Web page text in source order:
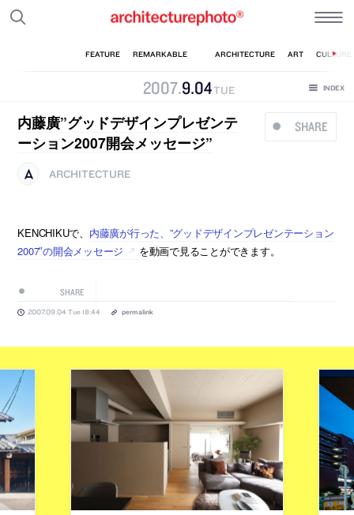
2007.9.04TUE
SHARE
内藤廣”グッドデザインプレゼンテ
ーション2007開会メッセージ”
ARCHITECTURE
KENCHIKUで、 内藤廣が行った、”グッドデザインプレゼンテーション
2007″の開会メッセージ
を動画で見ることができます。
SHARE
2007.09.04 Tue 18:44 permalink